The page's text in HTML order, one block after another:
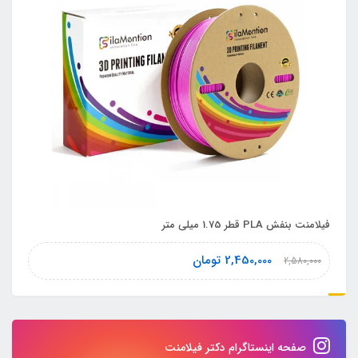
فیلامنت بنفش PLA قطر 1.75 میلی متر
2,580,000
2,450,000 تومان
صفحه اینستاگرام دکتر فیلامنت